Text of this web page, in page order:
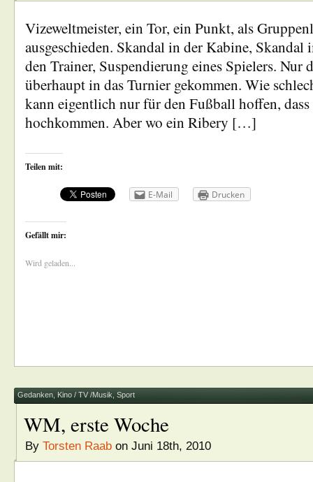
Vizeweltmeister, ein Tor, ein Punkt, als
ausgeschieden. Skandal in der Kabine,
den Trainer, Suspendierung eines Spielers. Nur
überhaupt in das Turnier gekommen. Wie
kann eigentlich nur für den Fußball hoffen,
hochkommen. Aber wo ein Ribery […]
Teilen mit:
E-Mail Drucken
Gefällt mir:
Wird geladen...
Gedanken Kino / TV /Musik Sport
WM, erste Woche
By Torsten Raab on Juni 18th, 2010